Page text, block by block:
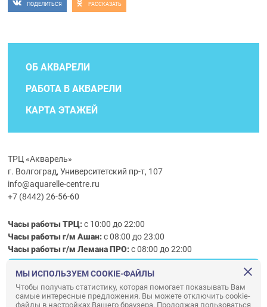
ПОДЕЛИТЬСЯ РАССКАЗАТЬ
ОБ АКВАРЕЛИ
РАБОТА В АКВАРЕЛИ
КАРТА ЭТАЖЕЙ
ТРЦ «Акварель»
г. Волгоград, Университетский пр-т, 107
info@aquarelle-centre.ru
+7 (8442) 26-56-60
Часы работы ТРЦ:с 10:00 до 22:00
Часы работы г/м Ашан:с 08:00 до 23:00
Часы работыг/мЛемана ПРО:с 08:00 до 22:00
Правила посещения ТРЦ «Акварель»
ООО «АКВАРЕЛЬ»
МЫ ИСПОЛЬЗУЕМ COOKIE-ФАЙЛЫ
Чтобы получать статистику, которая помогает показывать Вам
самые интересные предложения. Вы можете отключить cookie-
файлы в настройках Вашего браузера. Продолжая пользоваться